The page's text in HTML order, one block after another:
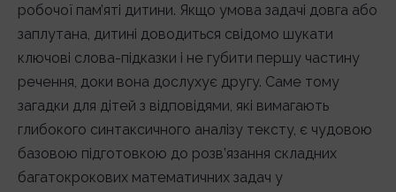
робочої пам’яті дитини. Якщо умова задачі довга або
заплутана, дитині доводиться свідомо шукати
ключові слова-підказки і не губити першу частину
речення, доки вона дослухує другу. Саме тому
загадки для дітей з відповідями, які вимагають
глибокого синтаксичного аналізу тексту, є чудовою
базовою підготовкою до розв’язання складних
багатокрокових математичних задач у